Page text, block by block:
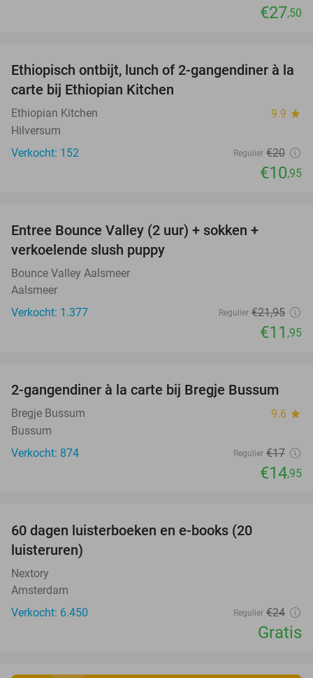
€27,50
45%
Ethiopisch ontbijt, lunch of 2-gangendiner à la
carte bij Ethiopian Kitchen
Ethiopian Kitchen 9.9 star
Hilversum
Verkocht: 152
Regulier €20
€10,95
Entree Bounce Valley (2 uur) + sokken +
verkoelende slush puppy
Bounce Valley Aalsmeer
Aalsmeer
Verkocht: 1.377
Regulier €21,95
€11 ,95
12%
2-gangendiner à la carte bij Bregje Bussum
Bregje Bussum 9.6 star
Bussum
Verkocht: 874
Regulier €17
€14,95
60 dagen luisterboeken en e-books (20
luisteruren)
Nextory
Amsterdam
Verkocht: 6.450
Regulier €24
Gratis